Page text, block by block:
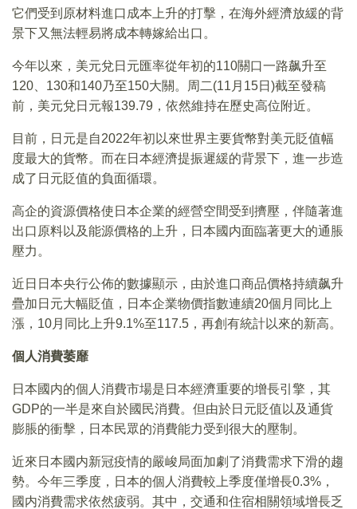
它們受到原材料進口成本上升的打擊，在海外經濟放緩的背
景下又無法輕易將成本轉嫁給出口。
今年以來，美元兌日元匯率從年初的110關口一路飙升至
120、130和140乃至150大關。周二(11月15日)截至發稿
前，美元兌日元報139.79，依然維持在歷史高位附近。
目前，日元是自2022年初以來世界主要貨幣對美元貶值幅
度最大的貨幣。而在日本經濟提振遲緩的背景下，進一步造
成了日元貶值的負面循環。
高企的資源價格使日本企業的經營空間受到擠壓，伴隨著進
出口原料以及能源價格的上升，日本國内面臨著更大的通脹
壓力。
近日日本央行公佈的數據顯示，由於進口商品價格持續飙升
疊加日元大幅貶值，日本企業物價指數連續20個月同比上
漲，10月同比上升9.1%至117.5，再創有統計以來的新高。
個人消費萎靡
日本國内的個人消費市場是日本經濟重要的增長引擎，其
GDP的一半是來自於國民消費。但由於日元貶值以及通貨
膨脹的衝擊，日本民眾的消費能力受到很大的壓制。
近來日本國内新冠疫情的嚴峻局面加劇了消費需求下滑的趨
勢。今年三季度，日本的個人消費較上季度僅增長0.3%，
國内消費需求依然疲弱。其中，交通和住宿相關領域增長乏